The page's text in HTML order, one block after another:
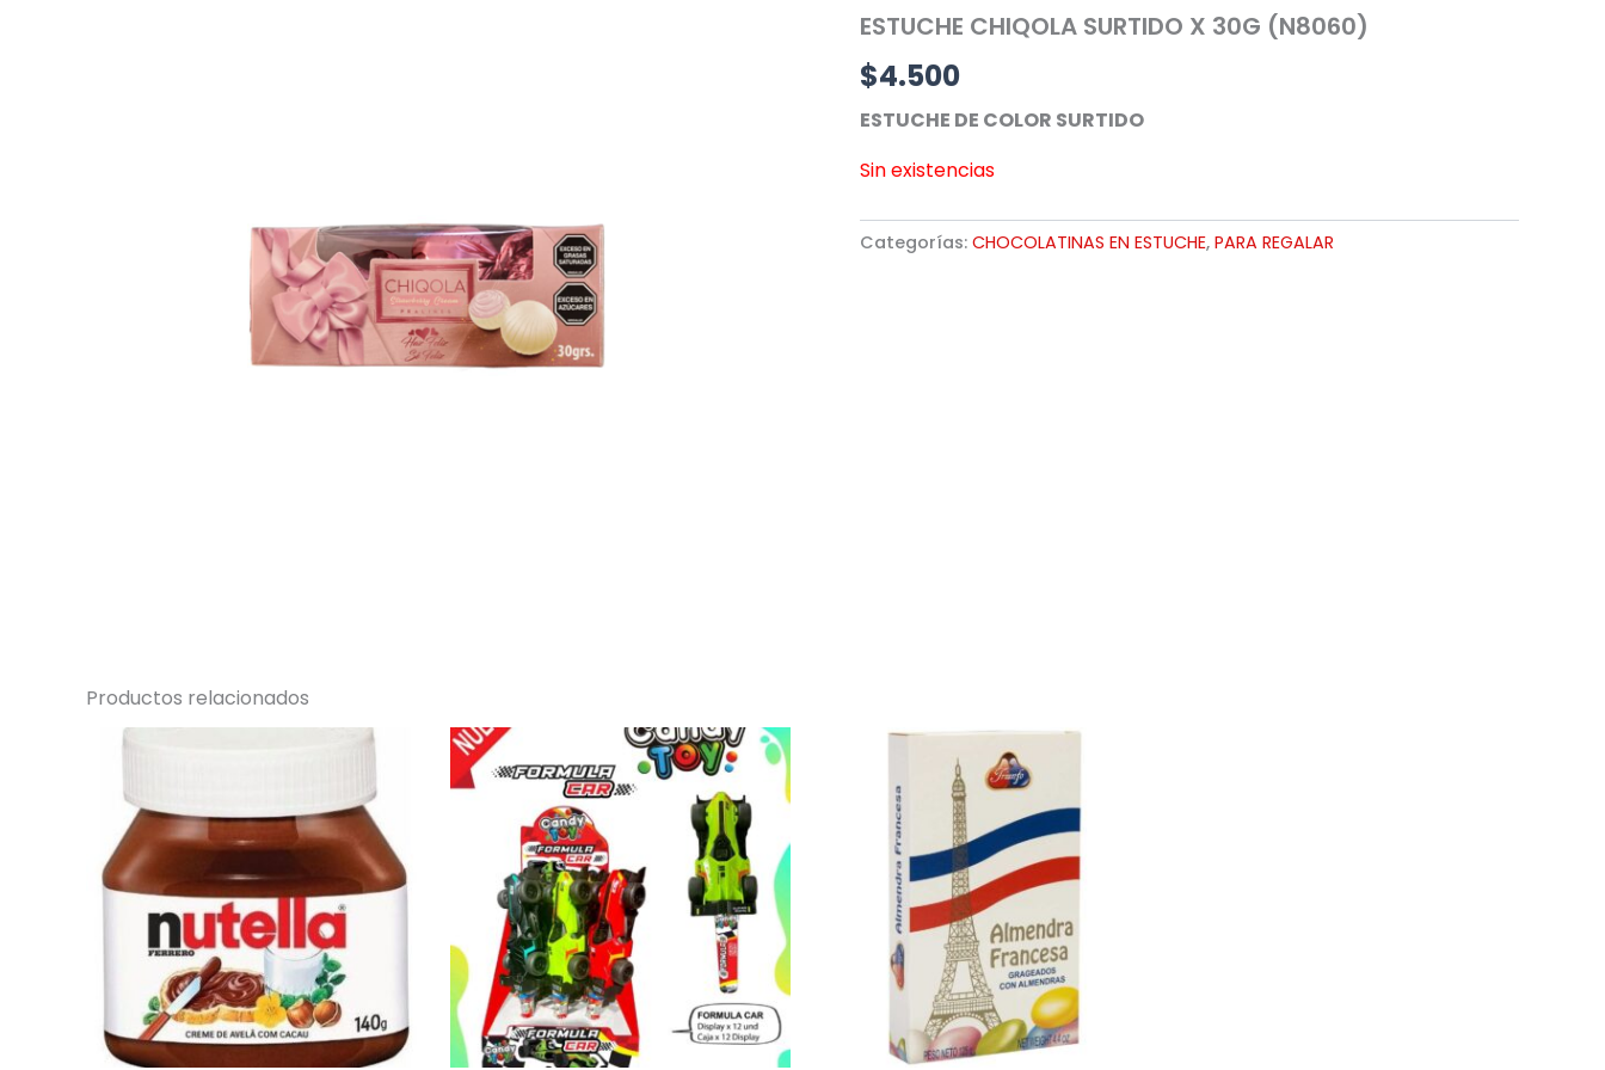
ESTUCHE CHIQOLA SURTIDO X 30G (N8060)
$4.500
ESTUCHE DE COLOR SURTIDO
Sin existencias
Categorías: CHOCOLATINAS EN ESTUCHE, PARA REGALAR
Productos relacionados